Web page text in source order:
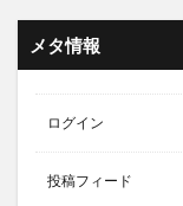
メタ情報
ログイン
投稿フィード